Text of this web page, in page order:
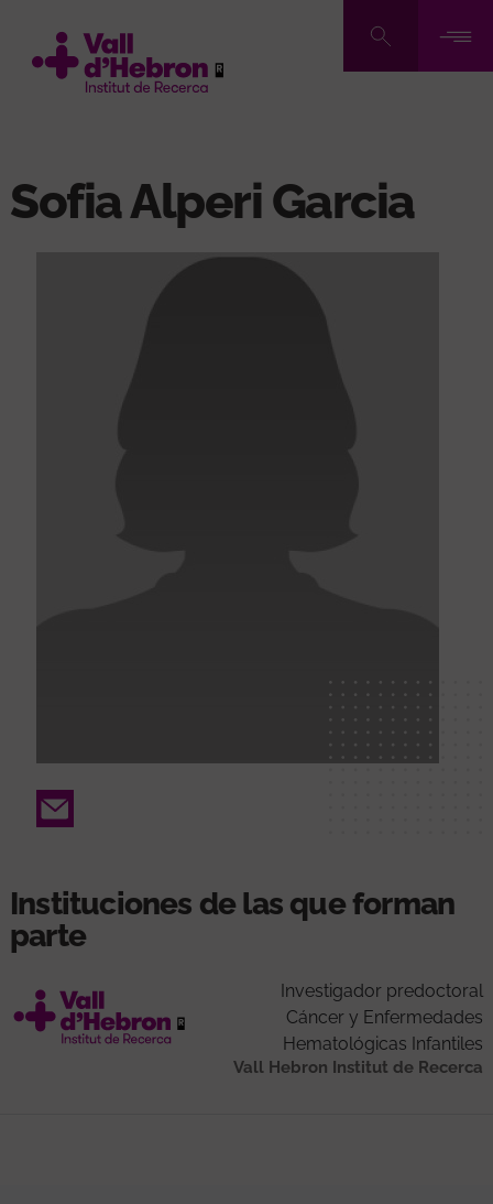
contenido
Sofia Alperi Garcia
Email
Instituciones de las que forman
parte
Investigador predoctoral
Cáncer y Enfermedades
Hematológicas Infantiles
Vall Hebron Institut de Recerca